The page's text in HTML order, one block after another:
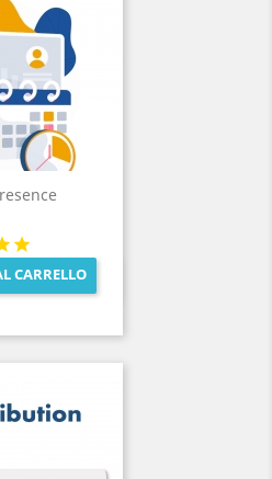
CARRELLO